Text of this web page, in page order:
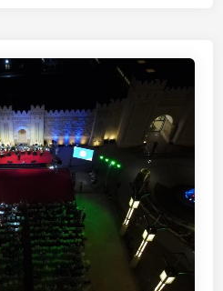
ز
ا
و
ي
ت
ل
ا
ل
س
ت
ا